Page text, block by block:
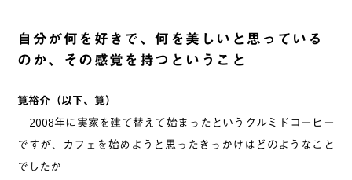
自分が何を好きで、何を美しいと思っている
のか、その感覚を持つということ
筧裕介（以下、筧）
2008年に実家を建て替えて始まったというクルミドコーヒー
ですが、カフェを始めようと思ったきっかけはどのようなこと
でしたか